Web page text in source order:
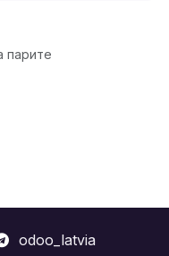
парите
odoo_latvia